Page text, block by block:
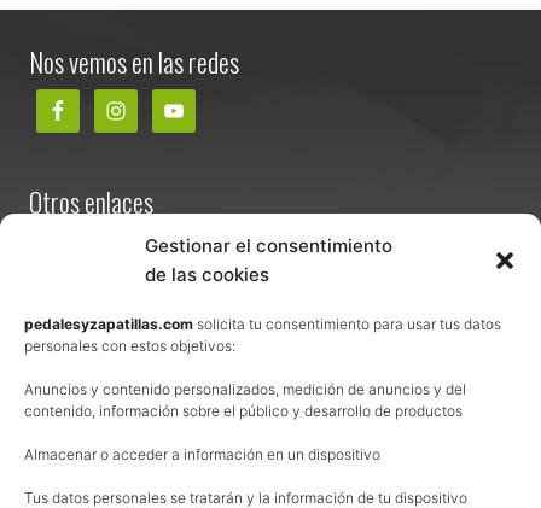
Gestionar el consentimiento
de las cookies
pedalesyzapatillas.com solicita tu consentimiento para usar tus datos
personales con estos objetivos:
Anuncios y contenido personalizados, medición de anuncios y del
contenido, información sobre el público y desarrollo de productos
Almacenar o acceder a información en un dispositivo
Tus datos personales se tratarán y la información de tu dispositivo
Nos vemos en las redes
Otros enlaces
Términos y condiciones de venta
Política de privacidad
Política de cookies